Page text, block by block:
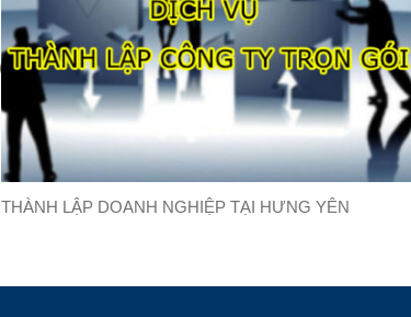
THÀNH LẬP DOANH NGHIỆP TẠI HƯNG YÊN